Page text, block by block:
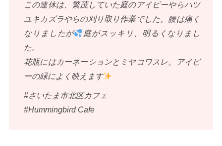
この連休は、繁茂していた庭のアイビーやらハツ
ユキカズラやらの刈り取り作業でした。腰は痛く
なりましたが
庭がスッキリ、明るくなりまし
た。
花瓶にはカーネーションとミヤコワスレ。アイビ
ーの緑によく映えます
#さいたま市北区カフェ
#Hummingbird Cafe